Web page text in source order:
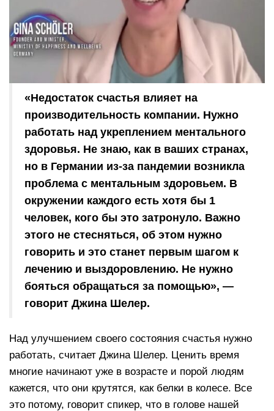
«Недостаток счастья влияет на
производительность компании. Нужно
работать над укреплением ментального
здоровья. Не знаю, как в ваших странах,
но в Германии из-за пандемии возникла
проблема с ментальным здоровьем. В
окружении каждого есть хотя бы 1
человек, кого бы это затронуло. Важно
этого не стесняться, об этом нужно
говорить и это станет первым шагом к
лечению и выздоровлению. Не нужно
бояться обращаться за помощью», —
говорит Джина Шелер.
Над улучшением своего состояния счастья нужно
работать, считает Джина Шелер. Ценить время
многие начинают уже в возрасте и порой людям
кажется, что они крутятся, как белки в колесе. Все
это потому, говорит спикер, что в голове нашей